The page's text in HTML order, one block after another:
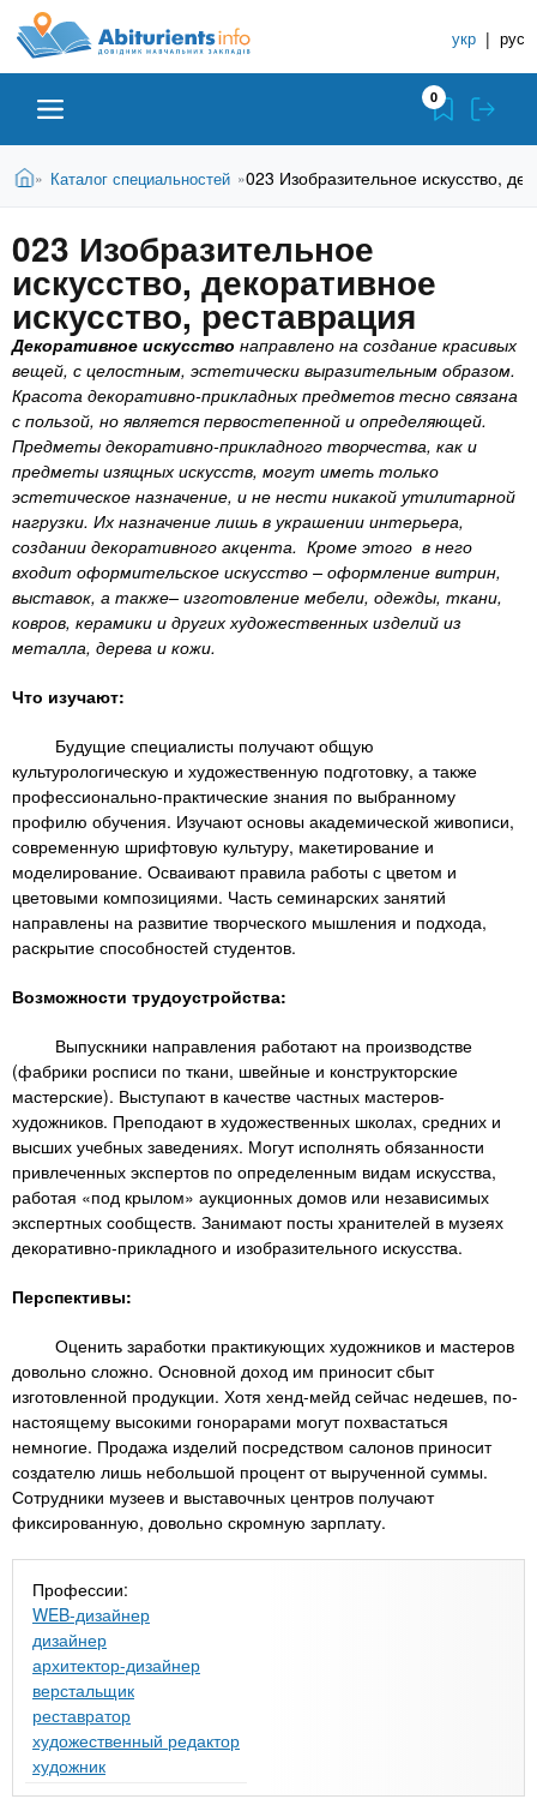
A
b
i
t
u
r
i
e
n
t
s
.
i
n
f
o
п
р
в
о
н
и
к
У
ч
е
б
н
ы
х
з
а
в
е
н
и
й
укр | рус
Абитуриенту
Вузы
Колледжи
Курсы
Частные школы
MBA
Онлайн курсы
0
В
д
е
с
ь
Главная
» Каталог специальностей »023 Изобразительное искусство,
023 Изобразительное
искусство, декоративное
искусство, реставрация
Декоративное искусство направлено на создание красивых
вещей, с целостным, эстетически выразительным образом.
Красота декоративно-прикладных предметов тесно связана
с пользой, но является первостепенной и определяющей.
Предметы декоративно-прикладного творчества, как и
предметы изящных искусств, могут иметь только
эстетическое назначение, и не нести никакой утилитарной
нагрузки. Их назначение лишь в украшении интерьера,
создании декоративного акцента. Кроме этого в него
входит оформительское искусство – оформление витрин,
выставок, а также– изготовление мебели, одежды, ткани,
ковров, керамики и других художественных изделий из
металла, дерева и кожи.
Что изучают:
Будущие специалисты получают общую
культурологическую и художественную подготовку, а также
профессионально-практические знания по выбранному
профилю обучения. Изучают основы академической живописи,
современную шрифтовую культуру, макетирование и
моделирование. Осваивают правила работы с цветом и
цветовыми композициями. Часть семинарских занятий
направлены на развитие творческого мышления и подхода,
раскрытие способностей студентов.
Возможности трудоустройства:
Выпускники направления работают на производстве
(фабрики росписи по ткани, швейные и конструкторские
мастерские). Выступают в качестве частных мастеров-
художников. Преподают в художественных школах, средних и
высших учебных заведениях. Могут исполнять обязанности
привлеченных экспертов по определенным видам искусства,
работая «под крылом» аукционных домов или независимых
экспертных сообществ. Занимают посты хранителей в музеях
декоративно-прикладного и изобразительного искусства.
Перспективы:
Оценить заработки практикующих художников и мастеров
довольно сложно. Основной доход им приносит сбыт
изготовленной продукции. Хотя хенд-мейд сейчас недешев, по-
настоящему высокими гонорарами могут похвастаться
немногие. Продажа изделий посредством салонов приносит
создателю лишь небольшой процент от вырученной суммы.
Сотрудники музеев и выставочных центров получают
фиксированную, довольно скромную зарплату.
Профессии:
WEB-дизайнер
дизайнер
архитектор-дизайнер
верстальщик
реставратор
художественный редактор
художник